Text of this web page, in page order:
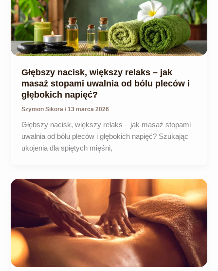
Głębszy nacisk, większy relaks – jak
masaż stopami uwalnia od bólu pleców i
głębokich napięć?
Szymon Sikora/ 13 marca 2026
Głębszy nacisk, większy relaks – jak masaż stopami
uwalnia od bólu pleców i głębokich napięć? Szukając
ukojenia dla spiętych mięśni,